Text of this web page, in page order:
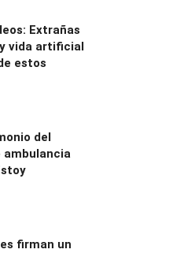
Extrañas
vida artificial
estos
del
ambulancia
firman un